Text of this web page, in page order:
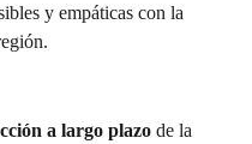
y empáticas con la
a largo plazode la